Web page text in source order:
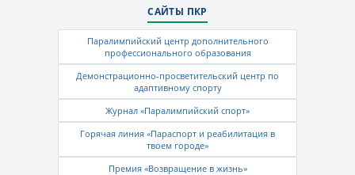
САЙТЫ ПКР
Паралимпийский центр дополнительного
профессионального образования
Демонстрационно-просветительский центр по
адаптивному спорту
Журнал «Паралимпийский спорт»
Горячая линия «Параспорт и реабилитация в
твоем городе»
Премия «Возвращение в жизнь»